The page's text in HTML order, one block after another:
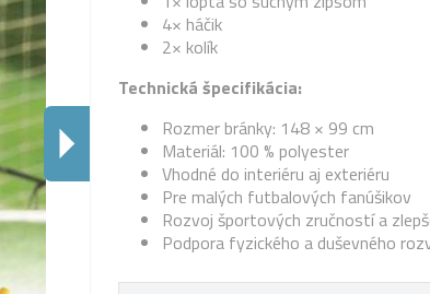
4× háčik
2× kolík
Technická špecifikácia:
Rozmer bránky: 148 × 99 cm
Materiál: 100 % polyester
Vhodné do interiéru aj exteriéru
Pre malých futbalových fanúšikov
Rozvoj športových zručností a
Podpora fyzického a duševného